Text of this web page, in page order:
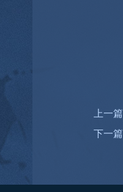
上一
下一